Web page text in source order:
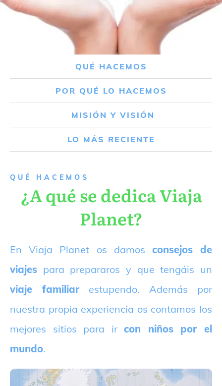
QUÉ HACEMOS
POR QUÉ LO HACEMOS
MISIÓN Y VISIÓN
LO MÁS RECIENTE
QUÉ HACEMOS
¿A qué se dedica Viaja
Planet?
En Viaja Planet os damos consejos de
viajes para prepararos y que tengáis un
viaje familiarestupendo. Además por
nuestra propia experiencia os contamos los
mejores sitios para ircon niños por el
mundo.